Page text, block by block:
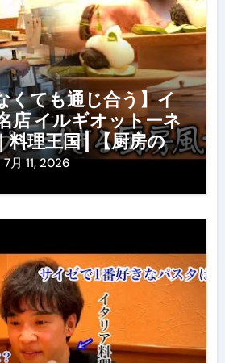
くても通じ合う】イ
店 イルギオットーネ
料理王国 | 【厨房の世
アン】【営業風景】
7月 11, 2026